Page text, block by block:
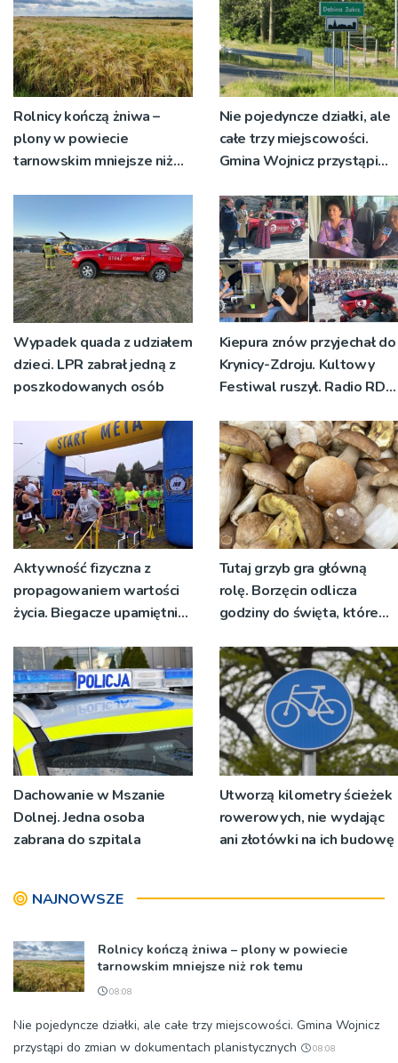
Rolnicy kończą żniwa –
plony w powiecie
tarnowskim mniejsze niż
Nie pojedyncze działki, ale
całe trzy miejscowości.
Gmina Wojnicz przystąpi
planistycznych
Wypadek quada z udziałem
dzieci. LPR zabrał jedną z
poszkodowanych osób
Kiepura znów przyjechał do
Krynicy-Zdroju. Kultowy
Festiwal ruszył. Radio RDN
żywo [ZDJĘCIA]
Aktywność fizyczna z
propagowaniem wartości
życia. Biegacze upamiętnili
Tutaj grzyb gra główną
rolę. Borzęcin odlicza
godziny do święta, które
pokoleń
Dachowanie w Mszanie
Dolnej. Jedna osoba
zabrana do szpitala
Utworzą kilometry ścieżek
rowerowych, nie wydając
ani złotówki na ich budowę
NAJNOWSZE
Rolnicy kończą żniwa – plony w powiecie
tarnowskim mniejsze niż rok temu
08:08
Nie pojedyncze działki, ale całe trzy miejscowości. Gmina Wojnicz
przystąpi do zmian w dokumentach planistycznych
08:08